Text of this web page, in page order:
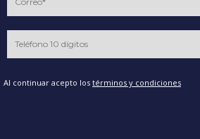
Al continuar acepto los términos y condiciones